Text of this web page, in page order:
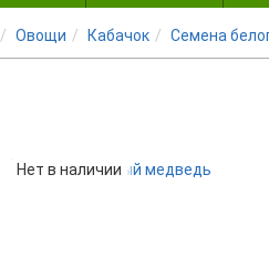
Овощи Кабачок Семена
Нет в наличии